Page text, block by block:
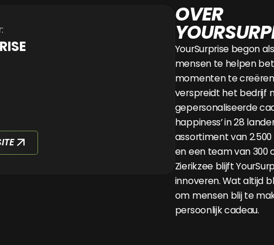
OVER
YourSurprise begon
mensen te helpen
momenten te
verspreidt het bedrijf
gepersonaliseerde
happiness’ in 28
assortiment van
en een team van 300
Zierikzee blijft
innoveren. Wat altijd
om mensen blij te
persoonlijk cadeau.